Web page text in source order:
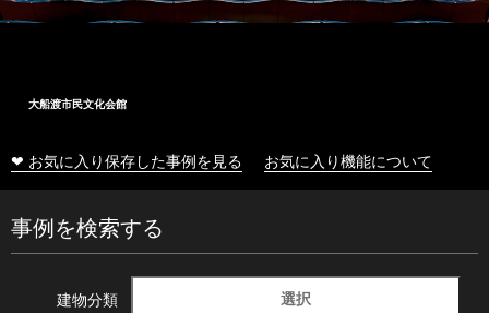
大船渡市民文化会館
❤ お気に入り保存した事例を見る お気に入り機能について
事例を検索する
建物分類 選択